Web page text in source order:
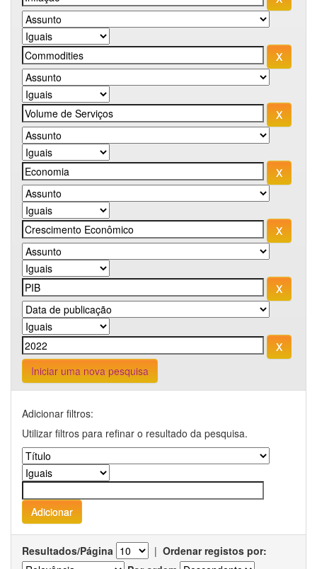
Iniciar uma nova pesquisa
Adicionar filtros:
Utilizar filtros para refinar o resultado da pesquisa.
Resultados/Página | Ordenar registos por: